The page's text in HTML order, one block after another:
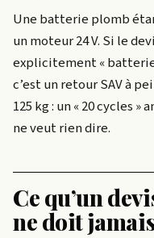
Une batterie plomb
un moteur 24 V. Si le
explicitement «
c’est un retour SAV à
125 kg : un « 20 cycles
ne veut rien dire.
Ce qu’un
ne doit